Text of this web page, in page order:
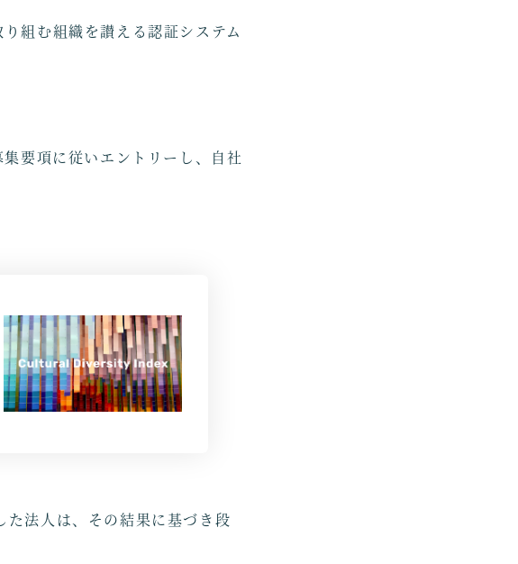
む組織を讃える認証システム
項に従いエントリーし、自社
法人は、その結果に基づき段